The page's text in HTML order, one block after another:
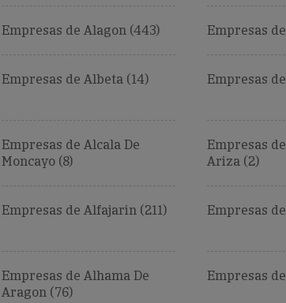
Empresas de Alagon (443) Empresas
Empresas de Albeta (14) Empresas
Empresas de Alcala De
Moncayo (8)
Empresas
Ariza (2)
Empresas de Alfajarin (211) Empresas
Empresas de Alhama De
Aragon (76)
Empresas